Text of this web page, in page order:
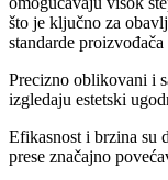
što je ključno za
standarde
Precizno oblikovani i
izgledaju estetski
Efikasnost i brzina su
prese značajno